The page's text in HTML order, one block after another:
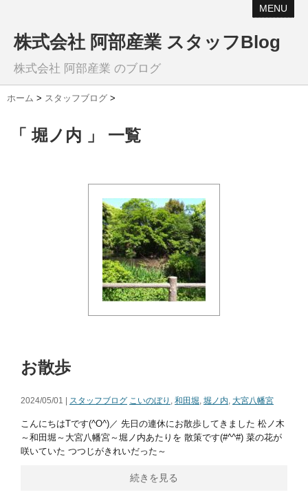
MENU
株式会社 阿部産業 スタッフBlog
株式会社 阿部産業 のブログ
ホーム > スタッフブログ >
「 堀ノ内 」 一覧
お散歩
2024/05/01 | スタッフブログ こいのぼり , 和田堀, 堀ノ内, 大宮八幡宮
こんにちはTです(^O^)／ 先日の連休にお散歩してきました 松ノ木
～和田堀～大宮八幡宮～堀ノ内あたりを 散策です(#^^#) 菜の花が
咲いていた つつじがきれいだった～
続きを見る